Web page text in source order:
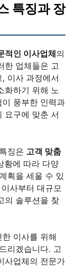
특징과 장
적인 이사업체 의
한 업체들은 고
이사 과정에서
화하기 위해 노
풍부한 인력과
요구에 맞춘 서
징은 고객 맞춤
황에 따라 다양
획을 세울 수 있
사부터 대규모
의 솔루션을 찾
이사를 위해
리겠습니다. 고
사업체의 전문가